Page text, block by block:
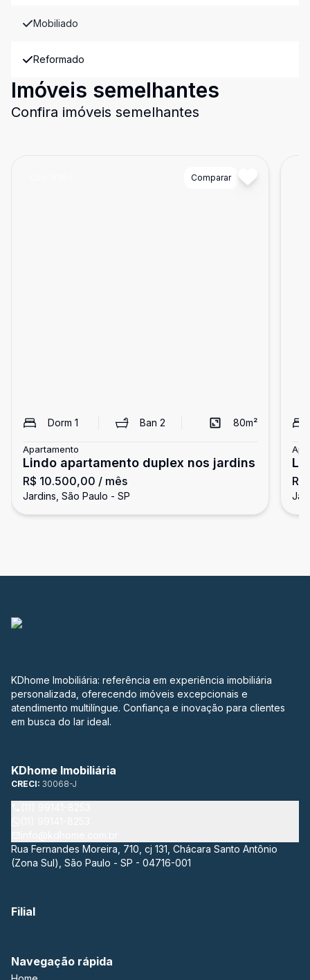
Mobiliado
Reformado
Imóveis semelhantes
Confira imóveis semelhantes
Comparar
Dorm 1 Ban2 80m²
Apartamento
Lindo apartamento duplex nos jardins
R$ 10.500,00 / mês
Jardins, São Paulo - SP
KDhome Imobiliária: referência em experiência imobiliária
personalizada, oferecendo imóveis excepcionais e
atendimento multilíngue. Confiança e inovação para clientes
em busca do lar ideal.
KDhome Imobiliária
CRECI: 30068-J
Rua Fernandes Moreira, 710, cj 131, Chácara Santo Antônio
(Zona Sul), São Paulo - SP - 04716-001
Filial
Navegação rápida